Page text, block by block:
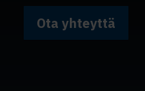
Ota yhteyttä